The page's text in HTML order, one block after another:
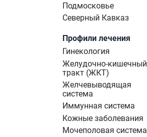
Подмосковье
Северный Кавказ
Профили лечения
Гинекология
Желудочно-кишечный
тракт (ЖКТ)
Желчевыводящая
система
Иммунная система
Кожные заболевания
Мочеполовая система